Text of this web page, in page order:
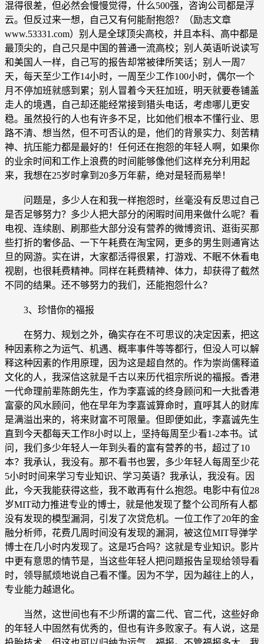
混得很差，但必然会慢慢觉得，什么500强，咨询公司都是浮
云。但反过来一想，自己又有何能耐抱怨？（励志文章
www.53331.com）别人是全球顶尖高校，并且本科、高中都是
最顶尖的，自己只是中国的普通一流高校；别人英语听说读写
和美国人一样，自己写的报告却常被律所笑话；别人一周7
天，每天至少工作14小时，一周至少工作100小时，偶尔一个
月不停加班就感到累；别人冒着今天狂加班，明天就要卷铺盖
走人的境遇，自己却还能经常接到猎头电话，考虑哪儿更安
稳。虽然投行的人也有许多不足，比如他们根本不懂行业、思
路不清、想当然，但不可否认的是，他们的背景实力、刻苦精
神、抗压能力都是最好的！任何还在抱怨的年轻人啊，如果你
的业余时间和工作上浪费的时间能够像他们这样充分利用起
来，我想在25岁时拿到20多万年薪，绝对是轻而易举！
问题是，多少人在和我一样抱怨时，丝毫没有反思过自己
是否足够努力？多少人把大部分的闲暇时间用来做什么呢？看
电视、连续剧、刷那些大部分没有营养的微博资讯、逛街买那
些打折的奢侈品、一下午耗费在淘宝网，更多的男生则通宵达
旦的网游。实在讲，大家都活得很累，打游戏、不眠不休看电
视剧，也很耗费精神。同样在耗费精神、体力，却获得了截然
不同的结果。还不够努力的我们，还能抱怨什么？
3、珍惜你的福报
在努力、规划之外，确实存在不可思议的决定因素，把这
种因素称之为运气、机遇、概率事件等等都行，但没人可以解
释这种因素的作用原理，因为这是超自然的。作为崇尚儒释道
文化的人，我深信这就是千古以来历代祖宗所说的福报。香港
一代命理前辈陈朗先生，作为李嘉诚的终身顾问和一大批香港
富豪的风水顾问，他在早年为李嘉诚算命时，直呼其人的财库
是满溢出来的，将来财富不可限量。但即便如此，李嘉诚先生
直到今天都每天工作8小时以上，坚持每周至少看1-2本书。试
问，我们多少年轻人一年到头看的富有营养的书，超过了10
本？我承认，我没有。那不看书也罢，多少年轻人每周至少花
5小时时间来学习专业知识、学习英语？我承认，我没有。因
此，今天我能获得这些，我不敢再有什么抱怨。电影中有位28
岁MIT动力推进专业的博士，就是他发现了整个公司所有人都
没有发现的模型漏洞，引发了次贷危机。一位工作了20年的金
融分析师，花费几周时间没有发现的漏洞，被这位MIT导弹学
博士在几小时内发现了。这是巧合吗？这就是专业知识。影片
中更有意思的情节是，当这些年轻人把问题报告呈现给领导看
时，领导腻烦地说自己看不懂。因为不学，因为越往上的人，
专业能力越退化。
当然，这世间也有不少所谓的富二代、官二代，这些好命
的年轻人中固然有优秀的，但也有许多败家子。有人说，这是